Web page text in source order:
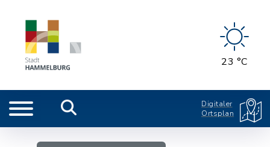
23 °C
Digitaler
Ortsplan